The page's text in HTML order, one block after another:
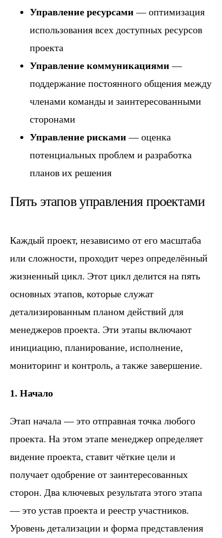
Управление ресурсами — оптимизация
использования всех доступных ресурсов
проекта
Управление коммуникациями —
поддержание постоянного общения между
членами команды и заинтересованными
сторонами
Управление рисками — оценка
потенциальных проблем и разработка
планов их решения
Пять этапов управления проектами
Каждый проект, независимо от его масштаба
или сложности, проходит через определённый
жизненный цикл. Этот цикл делится на пять
основных этапов, которые служат
детализированным планом действий для
менеджеров проекта. Эти этапы включают
инициацию, планирование, исполнение,
мониторинг и контроль, а также завершение.
1. Начало
Этап начала — это отправная точка любого
проекта. На этом этапе менеджер определяет
видение проекта, ставит чёткие цели и
получает одобрение от заинтересованных
сторон. Два ключевых результата этого этапа
— это устав проекта и реестр участников.
Уровень детализации и форма представления